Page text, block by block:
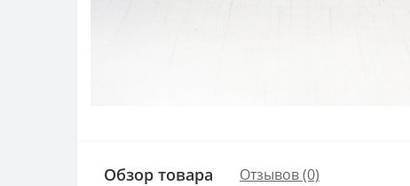
Обзор товара Отзывов (0)